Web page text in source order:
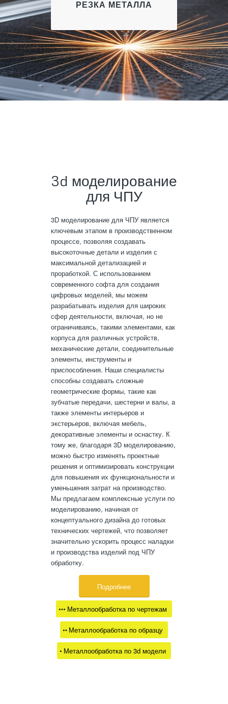
РЕЗКА МЕТАЛЛА
3d моделирование
для ЧПУ
3D моделирование для ЧПУ является
ключевым этапом в производственном
процессе, позволяя создавать
высокоточные детали и изделия с
максимальной детализацией и
проработкой. С использованием
современного софта для создания
цифровых моделей, мы можем
разрабатывать изделия для широких
сфер деятельности, включая, но не
ограничиваясь, такими элементами, как
корпуса для различных устройств,
механические детали, соединительные
элементы, инструменты и
приспособления. Наши специалисты
способны создавать сложные
геометрические формы, такие как
зубчатые передачи, шестерни и валы, а
также элементы интерьеров и
экстерьеров, включая мебель,
декоративные элементы и оснастку. К
тому же, благодаря 3D моделированию,
можно быстро изменять проектные
решения и оптимизировать конструкции
для повышения их функциональности и
уменьшения затрат на производство.
Мы предлагаем комплексные услуги по
моделированию, начиная от
концептуального дизайна до готовых
технических чертежей, что позволяет
значительно ускорить процесс наладки
и производства изделий под ЧПУ
обработку.
Подробнее
Металлообработка по чертежам
Металлообработка по образцу
Металлообработка по 3d модели